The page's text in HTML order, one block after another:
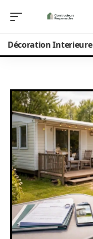
Décoration Interieure